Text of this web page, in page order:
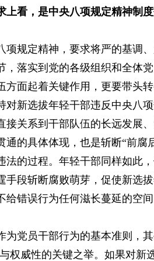
上看，是中央八项规定精神制
项规定精神，要求将严的基调
，落实到党的各级组织和全体
方面起着关键作用，更要带头
对新选拔年轻干部违反中央八
接关系到干部队伍的长远发展
通的具体体现，也是斩断“前
法的过程。年轻干部同样如此
手段斩断腐败萌芽，促使新选
给错误行为任何滋长蔓延的空
为党员干部行为的基本准则，
权威性的关键之举。如果对